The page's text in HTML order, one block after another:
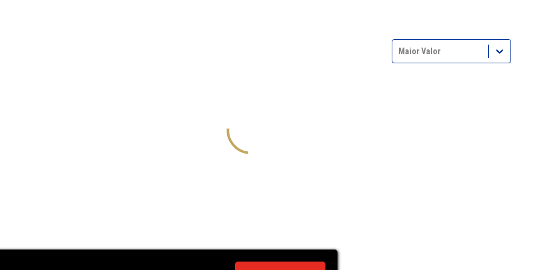
Maior Valor